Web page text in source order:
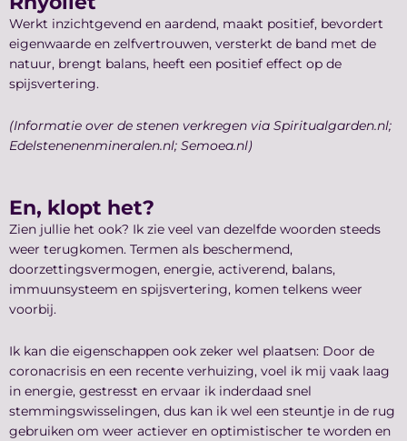
Werkt inzichtgevend en aardend, maakt positief, bevordert
eigenwaarde en zelfvertrouwen, versterkt de band met de
natuur, brengt balans, heeft een positief effect op de
spijsvertering.
(Informatie over de stenen verkregen via Spiritualgarden.nl;
Edelstenenenmineralen.nl; Semoea.nl)
En, klopt het?
Zien jullie het ook? Ik zie veel van dezelfde woorden steeds
weer terugkomen. Termen als beschermend,
doorzettingsvermogen, energie, activerend, balans,
immuunsysteem en spijsvertering, komen telkens weer
voorbij.
Ik kan die eigenschappen ook zeker wel plaatsen: Door de
coronacrisis en een recente verhuizing, voel ik mij vaak laag
in energie, gestresst en ervaar ik inderdaad snel
stemmingswisselingen, dus kan ik wel een steuntje in de rug
gebruiken om weer actiever en optimistischer te worden en